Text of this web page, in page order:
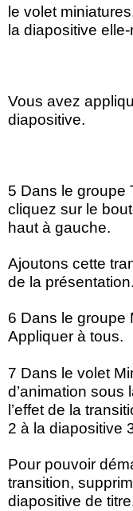
le volet
la diapositive
Vous avez
diapositive.
5 Dans le groupe
cliquez sur le
haut à gauche.
Ajoutons cette
de la présentation.
6 Dans le groupe
Appliquer à tous.
7 Dans le volet
d’animation sous
l’effet de la
2 à la diapositive
Pour pouvoir
transition,
diapositive de